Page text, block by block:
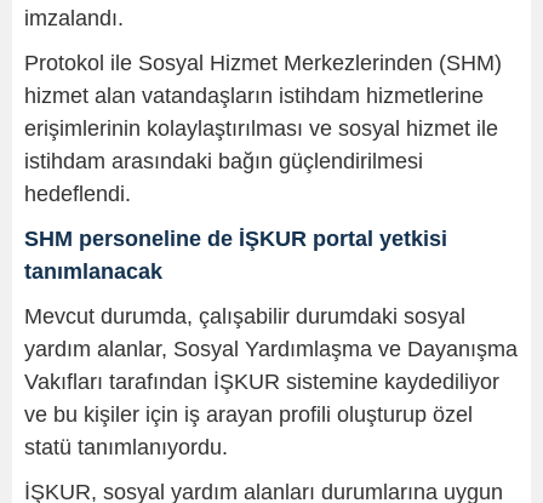
imzalandı.
Protokol ile Sosyal Hizmet Merkezlerinden (SHM)
hizmet alan vatandaşların istihdam hizmetlerine
erişimlerinin kolaylaştırılması ve sosyal hizmet ile
istihdam arasındaki bağın güçlendirilmesi
hedeflendi.
SHM personeline de İŞKUR portal yetkisi
tanımlanacak
Mevcut durumda, çalışabilir durumdaki sosyal
yardım alanlar, Sosyal Yardımlaşma ve Dayanışma
Vakıfları tarafından İŞKUR sistemine kaydediliyor
ve bu kişiler için iş arayan profili oluşturup özel
statü tanımlanıyordu.
İŞKUR, sosyal yardım alanları durumlarına uygun